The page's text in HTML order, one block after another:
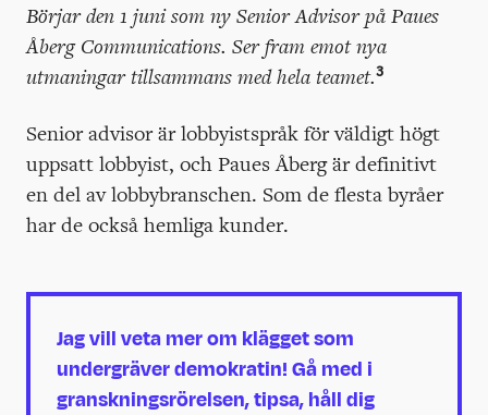
Börjar den 1 juni som ny Senior Advisor på Paues
Åberg Communications. Ser fram emot nya
utmaningar tillsammans med hela teamet.3
Senior advisor är lobbyistspråk för väldigt högt
uppsatt lobbyist, och Paues Åberg är definitivt
en del av lobbybranschen. Som de flesta byråer
har de också hemliga kunder.
Jag vill veta mer om klägget som
undergräver demokratin! Gå med i
granskningsrörelsen, tipsa, håll dig